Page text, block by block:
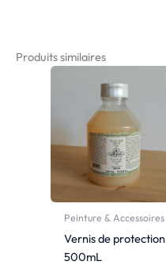
Produits similaires
Peinture & Accessoires
Vernis de protection
500mL